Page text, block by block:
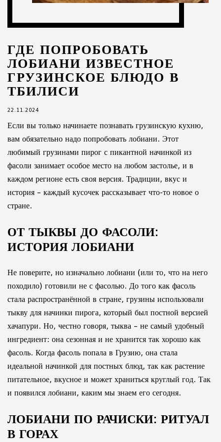
ГДЕ ПОПРОБОВАТЬ
ЛОБИАНИ ИЗВЕСТНОЕ
ГРУЗИНСКОЕ БЛЮДО В
ТБИЛИСИ
22.11.2024
Если вы только начинаете познавать грузинскую кухню,
вам обязательно надо попробовать лобиани. Этот
любимый грузинами пирог с пикантной начинкой из
фасоли занимает особое место на любом застолье, и в
каждом регионе есть своя версия. Традиции, вкус и
история – каждый кусочек рассказывает что-то новое о
стране.
ОТ ТЫКВЫ ДО ФАСОЛИ:
ИСТОРИЯ ЛОБИАНИ
Не поверите, но изначально лобиани (или то, что на него
походило) готовили не с фасолью. До того как фасоль
стала распространённой в стране, грузины использовали
тыкву для начинки пирога, который был постной версией
хачапури. Но, честно говоря, тыква – не самый удобный
ингредиент: она сезонная и не хранится так хорошо как
фасоль. Когда фасоль попала в Грузию, она стала
идеальной начинкой для постных блюд, так как растение
питательное, вкусное и может храниться круглый год. Так
и появился лобиани, каким мы знаем его сегодня.
ЛОБИАНИ ПО РАЧИСКИ: РИТУАЛ
В ГОРАХ